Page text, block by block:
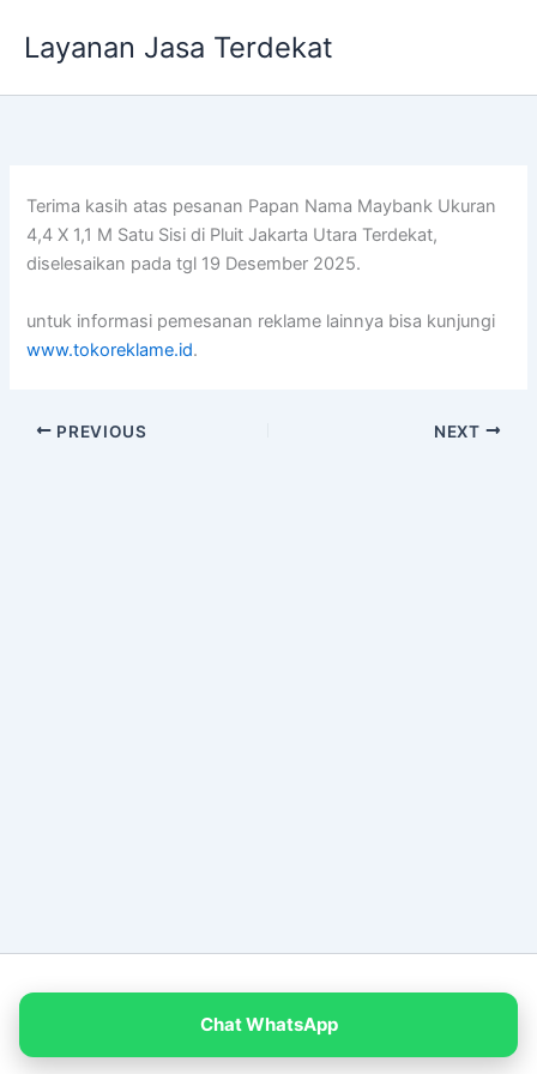
Layanan Jasa Terdekat
Terima kasih atas pesanan Papan Nama Maybank Ukuran
4,4 X 1,1 M Satu Sisi di Pluit Jakarta Utara Terdekat,
diselesaikan pada tgl 19 Desember 2025.
untuk informasi pemesanan reklame lainnya bisa kunjungi
www.tokoreklame.id.
PREVIOUS NEXT
Chat WhatsApp